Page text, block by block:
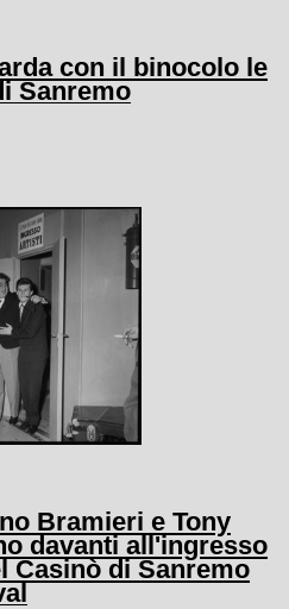
con il binocolo le
Sanremo
Bramieri e Tony
davanti all'ingresso
Casinò di Sanremo